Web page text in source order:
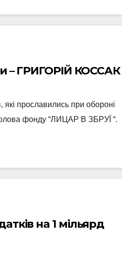
Видатні Дрогобичани яких повинні пам’ятати – ГРИГОРІЙ КОССАК
які прославились при обороні
фонду “ЛИЦАР В ЗБРУЇ “.
на 1 мільярд